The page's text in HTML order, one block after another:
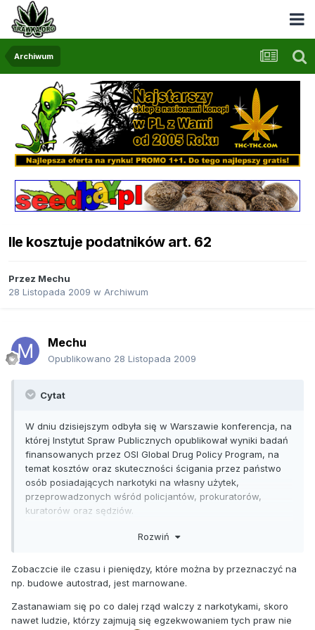
Archiwum
Ile kosztuje podatników art. 62
Przez Mechu
28 Listopada 2009 w Archiwum
Mechu
Opublikowano 28 Listopada 2009
Cytat
W dniu dzisiejszym odbyła się w Warszawie konferencja, na
której Instytut Spraw Publicznych opublikował wyniki badań
finansowanych przez OSI Global Drug Policy Program, na
temat kosztów oraz skuteczności ścigania przez państwo
osób posiadających narkotyki na własny użytek,
przeprowadzonych wśród policjantów, prokuratorów,
kuratorów oraz sędziów.
Na podstawie wyników ankiet przeprowadzonych wśród
podatników) przy egzekwowaniu artykułu 62. Ustawy o
Przeciwdziałaniu Narkomanii.
Artykuł 62. ustawy dotyczy właśnie posiadania narkotyków
na własny użytek (nie udowodniono handlu, produkcji,
Rozwiń
Zobaczcie ile czasu i pieniędzy, które można by przeznaczyć na
np. budowe autostrad, jest marnowane.
Zastanawiam się po co dalej rząd walczy z narkotykami, skoro
nawet ludzie, którzy zajmują się egzekwowaniem tych praw nie